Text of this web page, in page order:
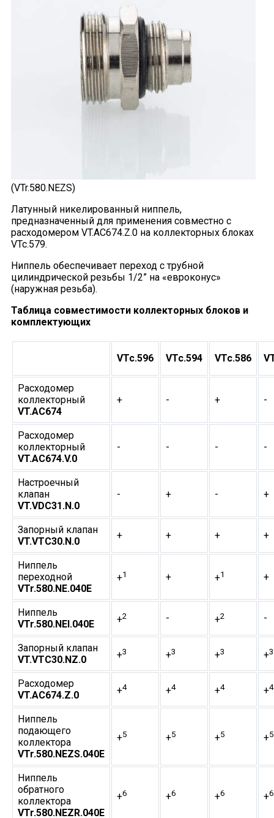
(VTr.580.NEZS)
Латунный никелированный ниппель,
предназначенный для применения совместно с
расходомером VT.AC674.Z.0 на коллекторных блоках
VTc.579.
Ниппель обеспечивает переход с трубной
цилиндрической резьбы 1/2” на «евроконус»
(наружная резьба).
Таблица совместимости коллекторных блоков и
комплектующих
VTc.596 VTc.594 VTc.586
Расходомер
коллекторный
VT.AC674
+ - + -
Расходомер
коллекторный
VT.AC674.V.0
- - - -
Настроечный
клапан
VT.VDC31.N.0
- + - +
Запорный клапан
VT.VTC30.N.0
+ + + +
Ниппель
переходной
VTr.580.NE.040E
+1 + +1 +
Ниппель
VTr.580.NEI.040E
+2 - +2 -
Запорный клапан
VT.VTC30.NZ.0
+3 +3 +3 +3
Расходомер
VT.AC674.Z.0
+4 +4 +4 +4
Ниппель
подающего
коллектора
VTr.580.NEZS.040E
+5 +5 +5 +5
Ниппель
обратного
коллектора
VTr.580.NEZR.040E
+6 +6 +6 +6